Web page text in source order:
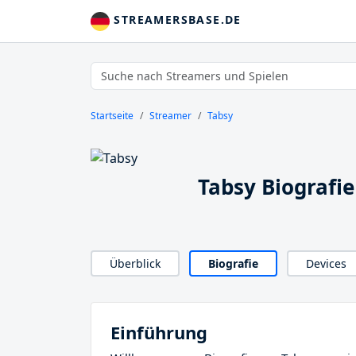
STREAMERSBASE.DE
Startseite Streamer Tabsy
Tabsy Biografie
Überblick Biografie Devices
Einführung